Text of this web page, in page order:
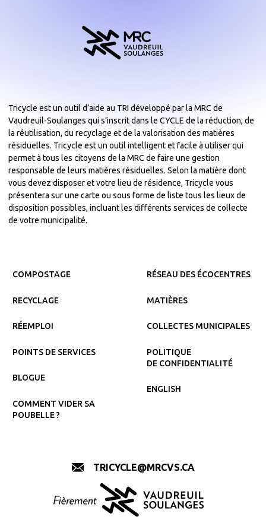
Tricycle est un outil d’aide au TRI développé par la MRC de
Vaudreuil-Soulanges qui s’inscrit dans le CYCLE de la réduction, de
la réutilisation, du recyclage et de la valorisation des matières
résiduelles. Tricycle est un outil intelligent et facile à utiliser qui
permet à tous les citoyens de la MRC de faire une gestion
responsable de leurs matières résiduelles. Selon la matière dont
vous devez disposer et votre lieu de résidence, Tricycle vous
présentera sur une carte ou sous forme de liste tous les lieux de
disposition possibles, incluant les différents services de collecte
de votre municipalité.
COMPOSTAGE
RECYCLAGE
RÉEMPLOI
POINTS DE SERVICES
BLOGUE
COMMENT VIDER SA
POUBELLE ?
RÉSEAU DES ÉCOCENTRES
MATIÈRES
COLLECTES MUNICIPALES
POLITIQUE
DE CONFIDENTIALITÉ
ENGLISH
TRICYCLE@MRCVS.CA